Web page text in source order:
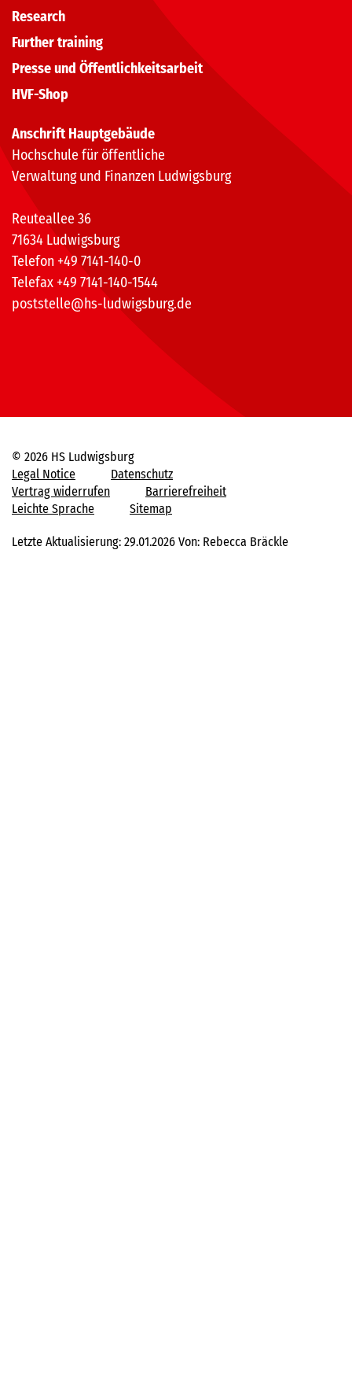
Research
Further training
Presse und Öffentlichkeitsarbeit
HVF-Shop
Anschrift Hauptgebäude
Hochschule für öffentliche
Verwaltung und Finanzen Ludwigsburg
Reuteallee 36
71634 Ludwigsburg
Telefon +49 7141-140-0
Telefax +49 7141-140-1544
poststelle@hs-ludwigsburg.de
© 2026 HS Ludwigsburg
Legal Notice
Datenschutz
Vertrag widerrufen
Barrierefreiheit
Leichte Sprache
Sitemap
Letzte Aktualisierung: 29.01.2026 Von: Rebecca Bräckle